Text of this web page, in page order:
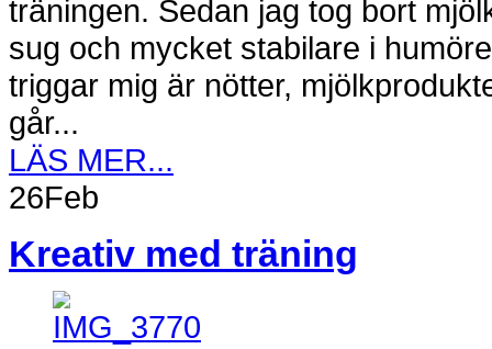
träningen. Sedan jag tog bort
sug och mycket stabilare i
triggar mig är nötter,
går...
LÄS MER...
26Feb
Kreativ med träning